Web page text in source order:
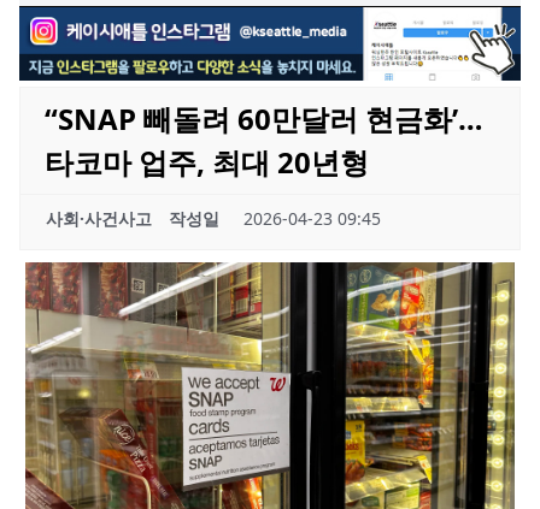
“SNAP 빼돌려 60만달러 현금화’…
타코마 업주, 최대 20년형
사회·사건사고 작성일 2026-04-23 09:45